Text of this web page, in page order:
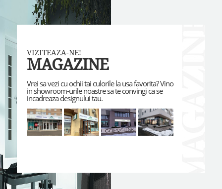
VIZITEAZA-NE!
MAGAZINE
Vrei sa vezi cu ochii tai culorile la usa favorita? Vino
in showroom-urile noastre sa te convingi ca se
incadreaza designului tau.